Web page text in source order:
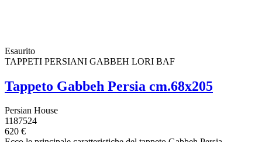
Esaurito
TAPPETI PERSIANI GABBEH LORI BAF
Tappeto Gabbeh Persia cm.68x205
Persian House
1187524
620 €